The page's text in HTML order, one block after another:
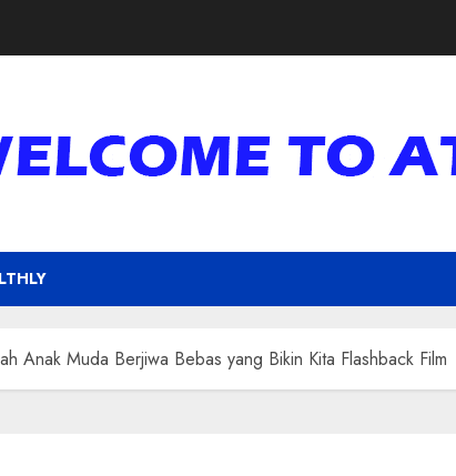
Anak Muda Berjiwa Bebas yang Bikin Kita Flashback Film